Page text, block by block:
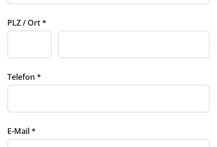
PLZ / Ort*
Telefon *
E-Mail*